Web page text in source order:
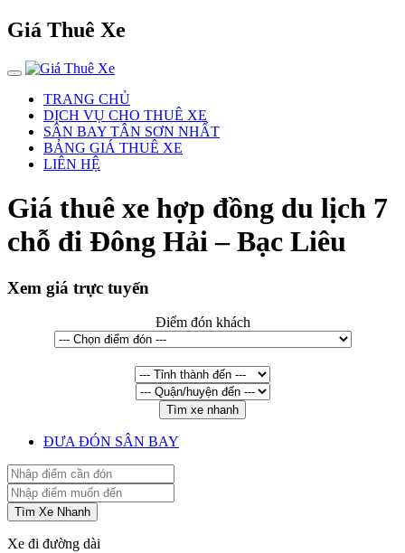
Giá Thuê Xe
TRANG CHỦ
DỊCH VỤ CHO THUÊ XE
SÂN BAY TÂN SƠN NHẤT
BẢNG GIÁ THUÊ XE
LIÊN HỆ
Giá thuê xe hợp đồng du lịch 7
chỗ đi Đông Hải – Bạc Liêu
Xem giá trực tuyến
Điểm đón khách
Tìm xe nhanh
ĐƯA ĐÓN SÂN BAY
Tìm Xe Nhanh
Xe đi đường dài